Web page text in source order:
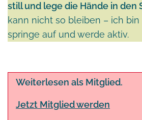
still und lege die Hände in den
kann nicht so bleiben – ich bin
springe auf und werde aktiv.
Weiterlesen als Mitglied.
Jetzt Mitglied werden